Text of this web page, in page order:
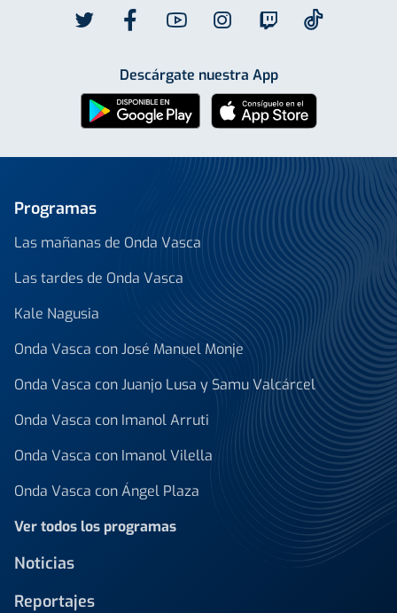
Descárgate nuestra App
Programas
Las mañanas de Onda Vasca
Las tardes de Onda Vasca
Kale Nagusia
Onda Vasca con José Manuel Monje
Onda Vasca con Juanjo Lusa y Samu Valcárcel
Onda Vasca con Imanol Arruti
Onda Vasca con Imanol Vilella
Onda Vasca con Ángel Plaza
Ver todos los programas
Noticias
Reportajes